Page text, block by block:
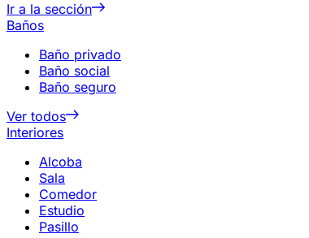
Ir a la sección
Baños
Baño privado
Baño social
Baño seguro
Ver todos
Interiores
Alcoba
Sala
Comedor
Estudio
Pasillo